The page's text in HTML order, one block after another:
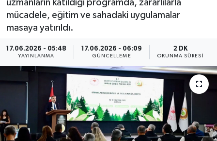
uzmanların katıldığı programda, zararlılarla
mücadele, eğitim ve sahadaki uygulamalar
masaya yatırıldı.
17.06.2026 - 05:48
YAYINLANMA
17.06.2026 - 06:09
GÜNCELLEME
2 DK
OKUNMA SÜRESI
Asayiş
Eğitim
Sağlık
Magazin
Haber Arşivi